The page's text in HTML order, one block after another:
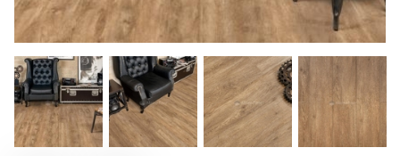
МОДУЛЬНЫЕ ПВХ
ПОДЛОЖКА
ПЛИНТУС